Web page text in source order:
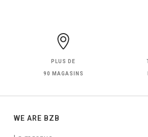
PLUS DE
90 MAGASINS
WE ARE BZB